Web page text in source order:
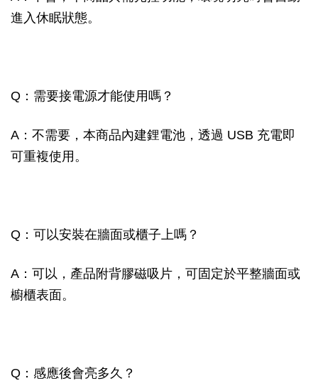
進入休眠狀態。
Q：需要接電源才能使用嗎？
A：不需要，本商品內建鋰電池，透過 USB 充電即
可重複使用。
Q：可以安裝在牆面或櫃子上嗎？
A：可以，產品附背膠磁吸片，可固定於平整牆面或
櫥櫃表面。
Q：感應後會亮多久？